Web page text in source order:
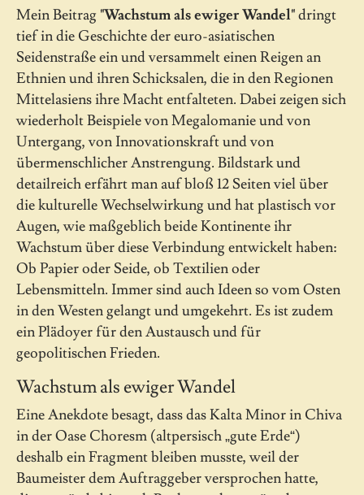
Mein Beitrag "Wachstum als ewiger Wandel"dringt
tief in die Geschichte der euro-asiatischen
Seidenstraße ein und versammelt einen Reigen an
Ethnien und ihren Schicksalen, die in den Regionen
Mittelasiens ihre Macht entfalteten. Dabei zeigen sich
wiederholt Beispiele von Megalomanie und von
Untergang, von Innovationskraft und von
übermenschlicher Anstrengung. Bildstark und
detailreich erfährt man auf bloß 12 Seiten viel über
die kulturelle Wechselwirkung und hat plastisch vor
Augen, wie maßgeblich beide Kontinente ihr
Wachstum über diese Verbindung entwickelt haben:
Ob Papier oder Seide, ob Textilien oder
Lebensmitteln. Immer sind auch Ideen so vom Osten
in den Westen gelangt und umgekehrt. Es ist zudem
ein Plädoyer für den Austausch und für
geopolitischen Frieden.
Wachstum als ewiger Wandel
Eine Anekdote besagt, dass das Kalta Minor in Chiva
in der Oase Choresm (altpersisch „gute Erde“)
deshalb ein Fragment bleiben musste, weil der
Baumeister dem Auftraggeber versprochen hatte,